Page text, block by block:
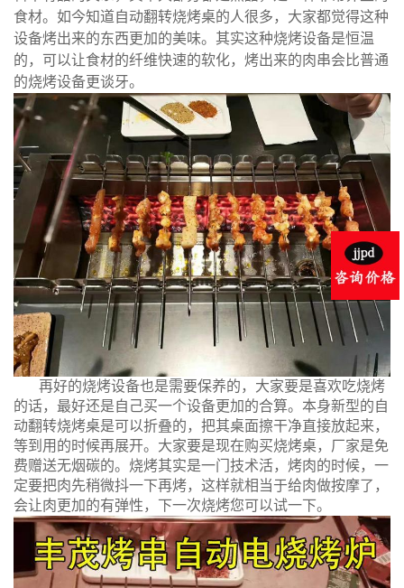
食材。如今知道自动翻转烧烤桌的人很多，大家都觉得这种
设备烤出来的东西更加的美味。其实这种烧烤设备是恒温
的，可以让食材的纤维快速的软化，烤出来的肉串会比普通
的烧烤设备更谈牙。
再好的烧烤设备也是需要保养的，大家要是喜欢吃烧烤
的话，最好还是自己买一个设备更加的合算。本身新型的自
动翻转烧烤桌是可以折叠的，把其桌面擦干净直接放起来，
等到用的时候再展开。大家要是现在购买烧烤桌，厂家是免
费赠送无烟碳的。烧烤其实是一门技术活，烤肉的时候，一
定要把肉先稍微抖一下再烤，这样就相当于给肉做按摩了，
会让肉更加的有弹性，下一次烧烤您可以试一下。